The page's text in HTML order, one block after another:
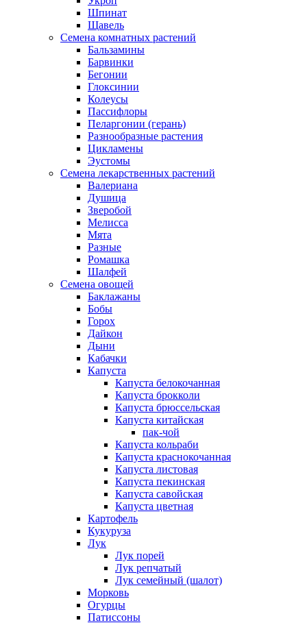
Шпинат
Щавель
Семена комнатных растений
Бальзамины
Барвинки
Бегонии
Глоксинии
Колеусы
Пассифлоры
Пеларгонии (герань)
Разнообразные растения
Цикламены
Эустомы
Семена лекарственных растений
Валериана
Душица
Зверобой
Мелисса
Мята
Разные
Ромашка
Шалфей
Семена овощей
Баклажаны
Бобы
Горох
Дайкон
Дыни
Кабачки
Капуста
Капуста белокочанная
Капуста брокколи
Капуста брюссельская
Капуста китайская
пак-чой
Капуста кольраби
Капуста краснокочанная
Капуста листовая
Капуста пекинская
Капуста савойская
Капуста цветная
Картофель
Кукуруза
Лук
Лук порей
Лук репчатый
Лук семейный (шалот)
Морковь
Огурцы
Патиссоны